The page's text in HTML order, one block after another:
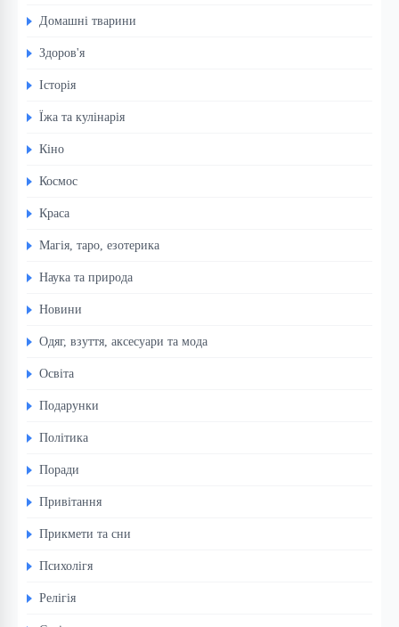
Домашні тварини
Здоров'я
Історія
Їжа та кулінарія
Кіно
Космос
Краса
Магія, таро, езотерика
Наука та природа
Новини
Одяг, взуття, аксесуари та мода
Освіта
Подарунки
Політика
Поради
Привітання
Прикмети та сни
Психолігя
Релігія